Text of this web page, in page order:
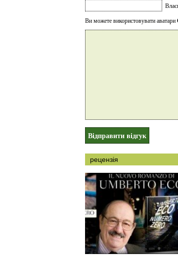
Ви можете використовувати аватари
рецензія